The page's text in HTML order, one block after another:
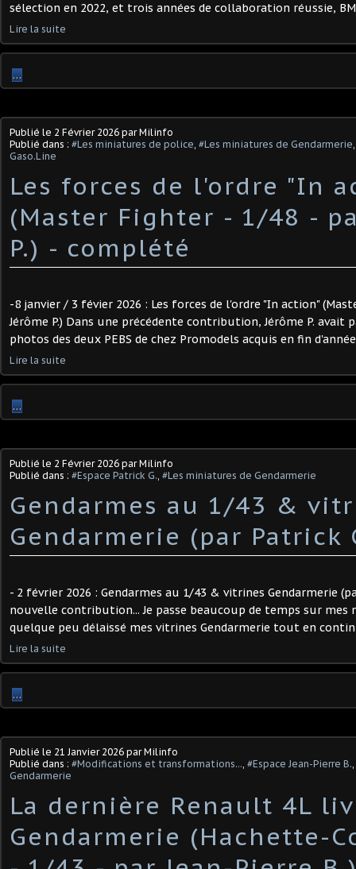
sélection en 2022, et trois années de collaboration réussie,
Lire la suite
…
Publié le 2 Février 2026 par Milinfo
Publié dans : #Les miniatures de police, #Les miniatures de Gendarmerie
Gaso.Line
Les forces de l'ordre "In
(Master Fighter - 1/48 -
P.) - complété
-8 janvier / 3 févier 2026 : Les forces de l'ordre "In action"
Jérôme P.) Dans une précédente contribution, Jérôme P. avait
photos des deux PEBS de chez Promodels acquis en fin
Lire la suite
…
Publié le 2 Février 2026 par Milinfo
Publié dans : #Espace Patrick G., #Les miniatures de Gendarmerie
Gendarmes au 1/43 &
Gendarmerie (par Patrick
- 2 février 2026 : Gendarmes au 1/43 & vitrines Gendarmerie
nouvelle contribution... Je passe beaucoup de temps sur mes
quelque peu délaissé mes vitrines Gendarmerie tout en
Lire la suite
…
Publié le 21 Janvier 2026 par Milinfo
Publié dans : #Modifications et transformations..., #Espace Jean-Pierre B.,
Gendarmerie
La dernière Renault 4L
Gendarmerie (Hachette-